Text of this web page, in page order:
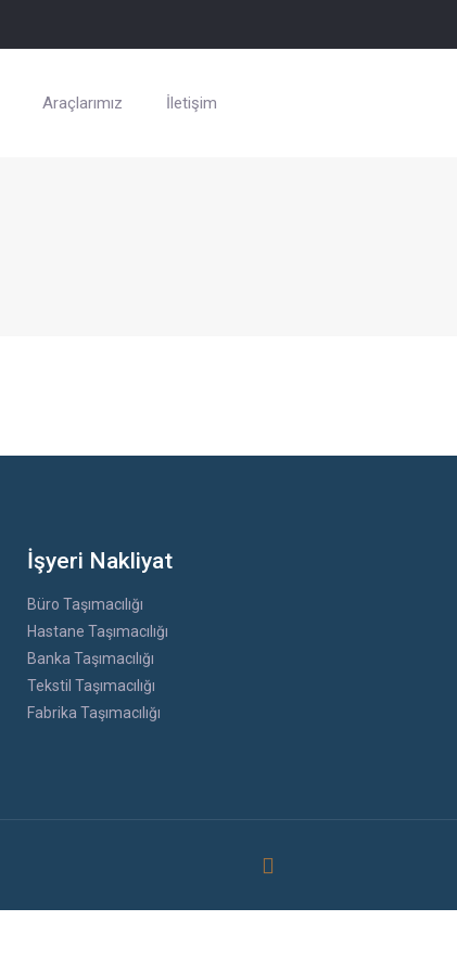
Araçlarımız İletişim
İşyeri Nakliyat
Büro Taşımacılığı
Hastane Taşımacılığı
Banka Taşımacılığı
Tekstil Taşımacılığı
Fabrika Taşımacılığı